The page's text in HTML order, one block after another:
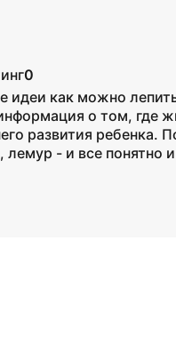
0
идеи как можно
о том, где
развития ребенка.
- и все понятно